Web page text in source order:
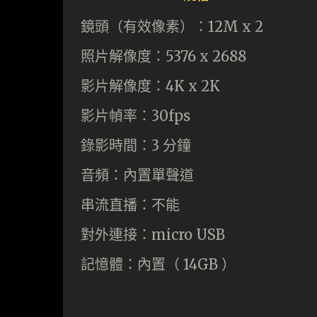
鏡頭（有效像素）：12M x 2
照片解像度：5376 x 2688
影片解像度：4K x 2K
影片幀率：30fps
錄影時間：3 分鐘
音頻：內置單聲道
串流直播：不能
對外連接：micro USB
記憶體：內置（ 14GB ）